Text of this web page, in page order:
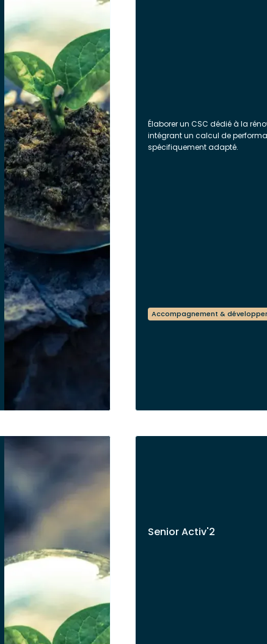
Élaborer un CSC dédié à la
intégrant un calcul de
spécifiquement adapté.
Accompagnement &
Senior Activ'2